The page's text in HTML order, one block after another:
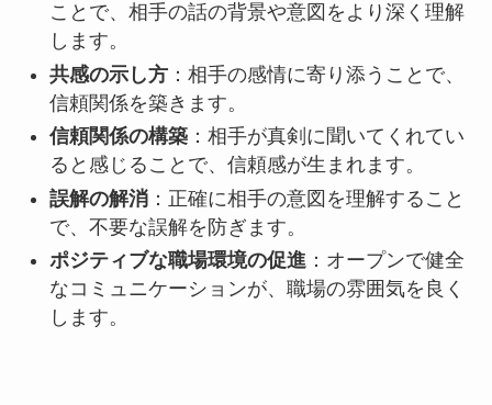
ことで、相手の話の背景や意図をより深く理解
します。
共感の示し方：相手の感情に寄り添うことで、
信頼関係を築きます。
信頼関係の構築：相手が真剣に聞いてくれてい
ると感じることで、信頼感が生まれます。
誤解の解消：正確に相手の意図を理解すること
で、不要な誤解を防ぎます。
ポジティブな職場環境の促進：オープンで健全
なコミュニケーションが、職場の雰囲気を良く
します。